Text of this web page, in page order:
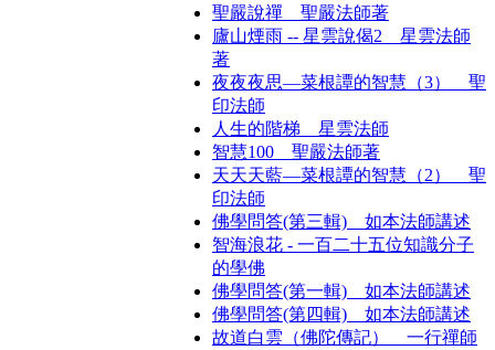
聖嚴說禪 聖嚴法師著
廬山煙雨 -- 星雲說偈2 星雲法師
著
夜夜夜思—菜根譚的智慧（3） 聖
印法師
人生的階梯 星雲法師
智慧100 聖嚴法師著
天天天藍—菜根譚的智慧（2） 聖
印法師
佛學問答(第三輯) 如本法師講述
智海浪花 - 一百二十五位知識分子
的學佛
佛學問答(第一輯) 如本法師講述
佛學問答(第四輯) 如本法師講述
故道白雲（佛陀傳記） 一行禪師